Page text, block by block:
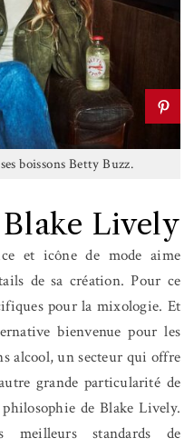
boissons Betty Buzz.
Lively
et icône de mode aime
de sa création. Pour ce
pour la mixologie. Et
bienvenue pour les
alcool, un secteur qui offre
grande particularité de
de Blake Lively.
meilleurs standards de